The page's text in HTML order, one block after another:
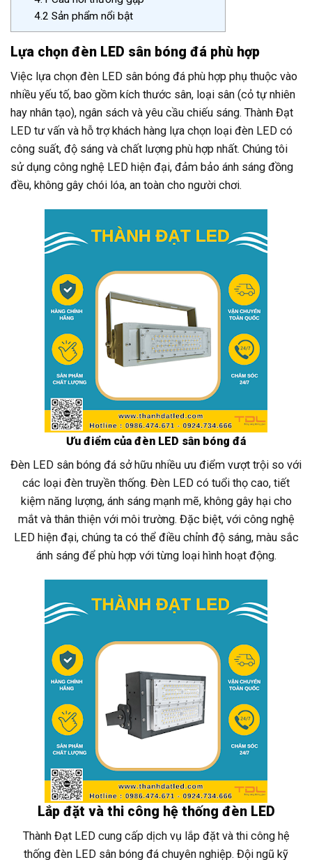
4.2 Sản phẩm nổi bật
Lựa chọn đèn LED sân bóng đá phù hợp
Việc lựa chọn đèn LED sân bóng đá phù hợp phụ thuộc vào
nhiều yếu tố, bao gồm kích thước sân, loại sân (cỏ tự nhiên
hay nhân tạo), ngân sách và yêu cầu chiếu sáng. Thành Đạt
LED tư vấn và hỗ trợ khách hàng lựa chọn loại đèn LED có
công suất, độ sáng và chất lượng phù hợp nhất. Chúng tôi
sử dụng công nghệ LED hiện đại, đảm bảo ánh sáng đồng
đều, không gây chói lóa, an toàn cho người chơi.
Ưu điểm của đèn LED sân bóng đá
Đèn LED sân bóng đá sở hữu nhiều ưu điểm vượt trội so với
các loại đèn truyền thống. Đèn LED có tuổi thọ cao, tiết
kiệm năng lượng, ánh sáng mạnh mẽ, không gây hại cho
mắt và thân thiện với môi trường. Đặc biệt, với công nghệ
LED hiện đại, chúng ta có thể điều chỉnh độ sáng, màu sắc
ánh sáng để phù hợp với từng loại hình hoạt động.
Lắp đặt và thi công hệ thống đèn LED
Thành Đạt LED cung cấp dịch vụ lắp đặt và thi công hệ
thống đèn LED sân bóng đá chuyên nghiệp. Đội ngũ kỹ